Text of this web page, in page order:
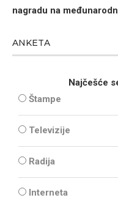
nagradu na
ANKETA
Najčešće
Štampe
Televizije
Radija
Interneta